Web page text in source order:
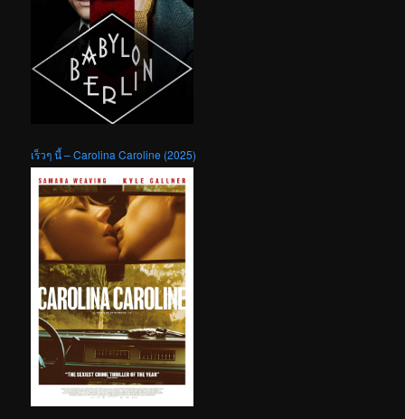
เร็วๆ นี้ – Carolina Caroline (2025)